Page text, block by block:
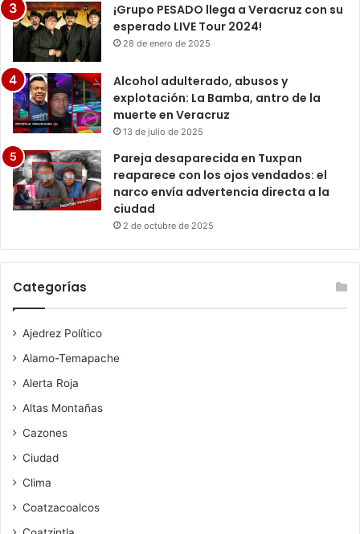
¡Grupo PESADO llega a Veracruz con su
esperado LIVE Tour 2024!
28 de enero de 2025
Alcohol adulterado, abusos y
explotación: La Bamba, antro de la
muerte en Veracruz
13 de julio de 2025
Pareja desaparecida en Tuxpan
reaparece con los ojos vendados: el
narco envía advertencia directa a la
ciudad
2 de octubre de 2025
Categorías
Ajedrez Político
Alamo-Temapache
Alerta Roja
Altas Montañas
Cazones
Ciudad
Clima
Coatzacoalcos